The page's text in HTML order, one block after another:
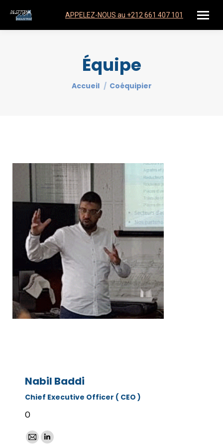
APPELEZ-NOUS au +212 661 407 101
Équipe
Vous êtes ici :
Accueil Coéquipier
Nabil Baddi
Chief Executive Officer ( CEO )
O
E- LinkedIn